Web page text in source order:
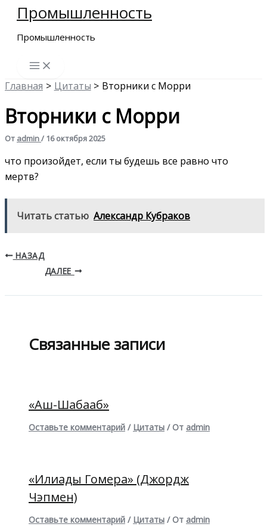
Перейти
содержимому
Промышленность
Промышленность
Главная Цитаты Вторники с Морри
Вторники с Морри
От admin/ 16 октября 2025
что произойдет, если ты будешь все равно что
мертв?
Читать статью Александр Кубраков
НАЗАД
ДАЛЕЕ
Связанные записи
«Аш-Шабааб»
Оставьте комментарий / Цитаты / От admin
«Илиады Гомера» (Джордж
Чэпмен)
Оставьте комментарий / Цитаты / От admin